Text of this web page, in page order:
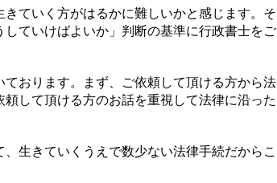
ていく方がはるかに難しいかと感じます。そ
ていけばよいか」判断の基準に行政書士をご
おります。まず、ご依頼して頂ける方から法
して頂ける方のお話を重視して法律に沿った
生きていくうえで数少ない法律手続だからこ